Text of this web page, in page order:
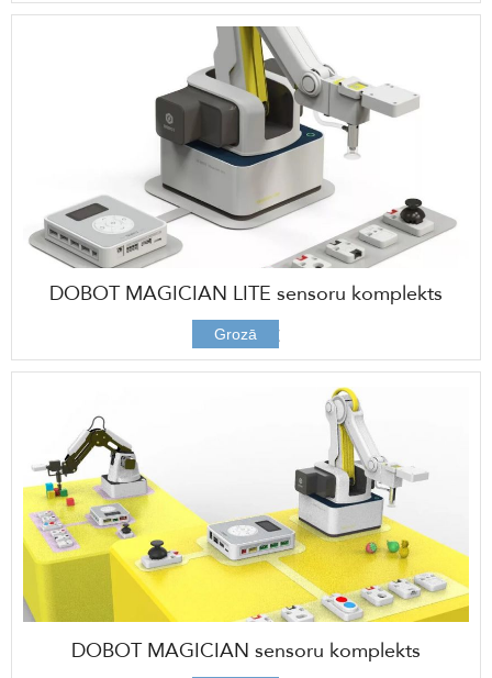
DOBOT MAGICIAN LITE sensoru komplekts
296,00 €
Grozā
DOBOT MAGICIAN sensoru komplekts